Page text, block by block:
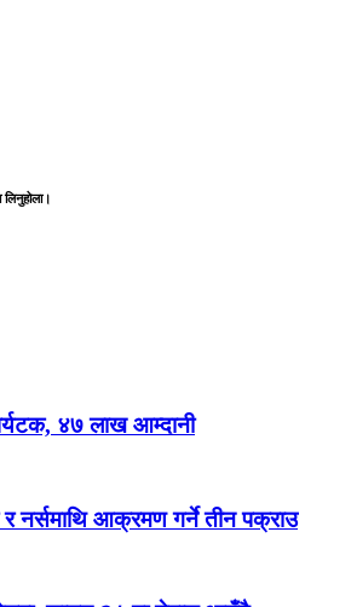
४७ लाख आम्दानी
नर्समाथि आक्रमण गर्ने तीन पक्राउ